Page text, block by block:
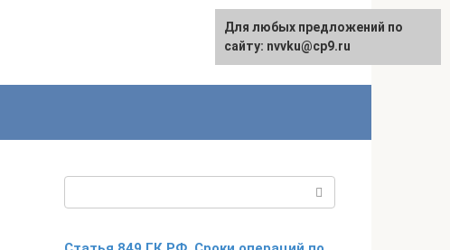
English
Для любых предложений по
сайту: nvvku@cp9.ru